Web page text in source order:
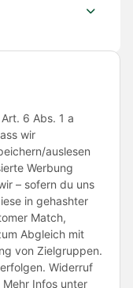
6 Abs. 1 a
wir
auslesen
Werbung
– sofern du uns
in gehashter
Match,
Abgleich mit
von Zielgruppen.
Widerruf
Infos unter